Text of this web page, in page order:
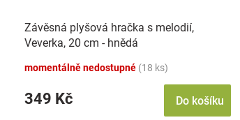
Závěsná plyšová hračka s melodií,
Veverka, 20 cm - hnědá
momentálně nedostupné (18 ks)
349 Kč Do košíku